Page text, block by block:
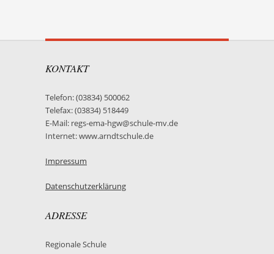
KONTAKT
Telefon: (03834) 500062
Telefax: (03834) 518449
E-Mail: regs-ema-hgw@schule-mv.de
Internet: www.arndtschule.de
Impressum
Datenschutzerklärung
ADRESSE
Regionale Schule